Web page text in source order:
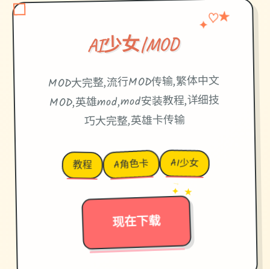
AI少女|MOD
✦♡★
MOD大完整,流行MOD传输,繁体中文
MOD,英雄mod,mod安装教程,详细技
巧大完整,英雄卡传输
教程 A角色卡 AI少女
现在下载
→
✦ ★